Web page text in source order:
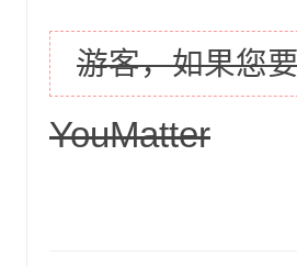
游客，如果您
YouMatter